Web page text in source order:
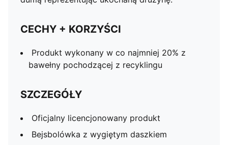
CECHY + KORZYŚCI
Produkt wykonany w co najmniej 20% z
bawełny pochodzącej z recyklingu
SZCZEGÓŁY
Oficjalny licencjonowany produkt
Bejsbolówka z wygiętym daszkiem